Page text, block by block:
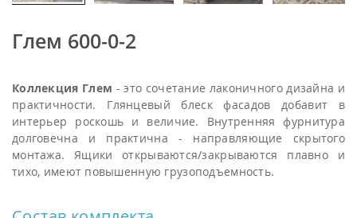
Глем 600-0-2
Коллекция Глем - это сочетание лаконичного дизайна и
практичности. Глянцевый блеск фасадов добавит в
интерьер роскошь и величие. Внутренняя фурнитура
долговечна и практична - направляющие скрытого
монтажа. Ящики открываются/закрываются плавно и
тихо, имеют повышенную грузоподъемность.